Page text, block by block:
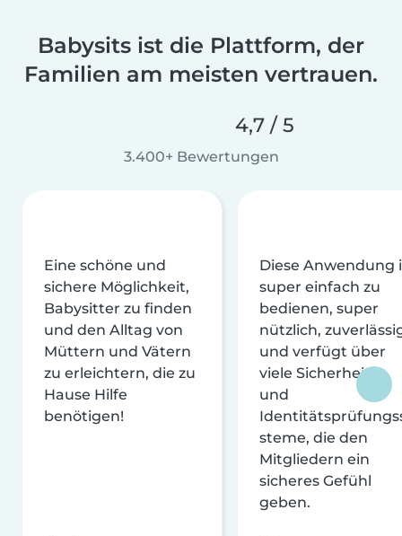
Babysits ist die Plattform, der
Familien am meisten vertrauen.
4,7 / 5
3.400+ Bewertungen
Eine schöne und
sichere Möglichkeit,
Babysitter zu finden
und den Alltag von
Müttern und Vätern
zu erleichtern, die zu
Hause Hilfe
benötigen!
Diese Anwendung
super einfach zu
bedienen, super
nützlich,
und verfügt über
viele Sicherheits-
und
steme, die den
Mitgliedern ein
sicheres Gefühl
geben.